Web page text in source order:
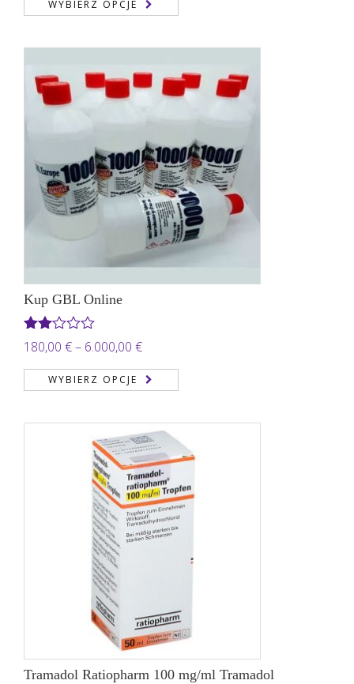
od
1.000,00 €
WYBIERZ OPCJE
Kup GBL Online
Oceniono
2.00
na 5
180,00 €– 6.000,00 €Zakres
cen:
od
do
6.000,00 €
WYBIERZ OPCJE
Tramadol Ratiopharm 100 mg/ml Tramadol